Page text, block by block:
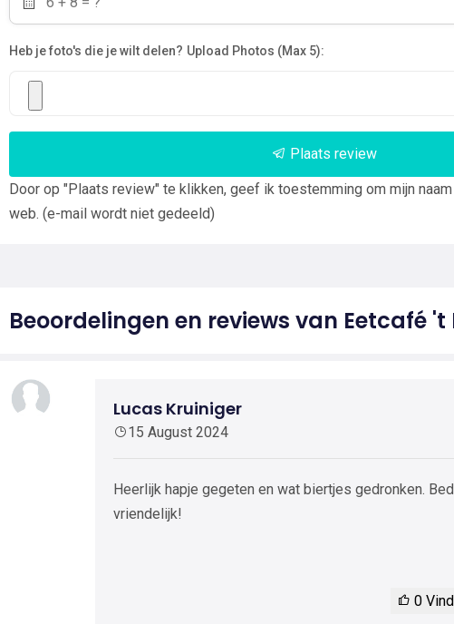
Heb je foto's die je wilt delen? Upload Photos (Max 5):
Plaats review
Door op "Plaats review" te klikken, geef ik toestemming om mijn
web. (e-mail wordt niet gedeeld)
Beoordelingen en reviews van Eetcafé 't
Lucas Kruiniger
15 August 2024
Heerlijk hapje gegeten en wat biertjes gedronken.
vriendelijk!
0